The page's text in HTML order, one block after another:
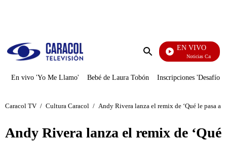
Enviar
EN VIVO
Noticias Caracol
En vivo 'Yo Me Llamo' Bebé de Laura Tobón Inscripciones 'Desafío'
Caracol TV / Cultura Caracol / Andy Rivera lanza el remix de ‘Qué le pasa a
Andy Rivera lanza el remix de ‘Qué